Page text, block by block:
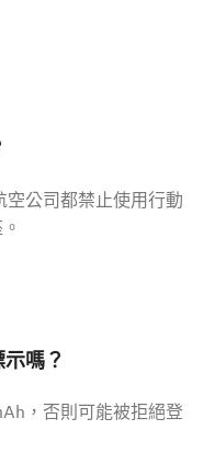
公司都禁止使用行動
嗎？
，否則可能被拒絕登